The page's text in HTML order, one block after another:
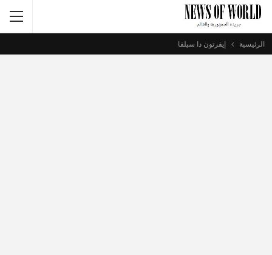
الرئيسية إيفرتون دا سيلفا